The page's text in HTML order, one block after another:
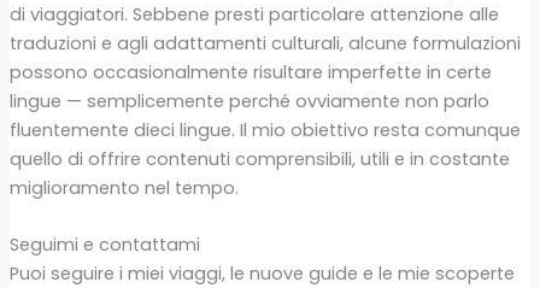
di viaggiatori. Sebbene presti particolare attenzione alle
traduzioni e agli adattamenti culturali, alcune formulazioni
possono occasionalmente risultare imperfette in certe
lingue — semplicemente perché ovviamente non parlo
fluentemente dieci lingue. Il mio obiettivo resta comunque
quello di offrire contenuti comprensibili, utili e in costante
miglioramento nel tempo.
Seguimi e contattami
Puoi seguire i miei viaggi, le nuove guide e le mie scoperte